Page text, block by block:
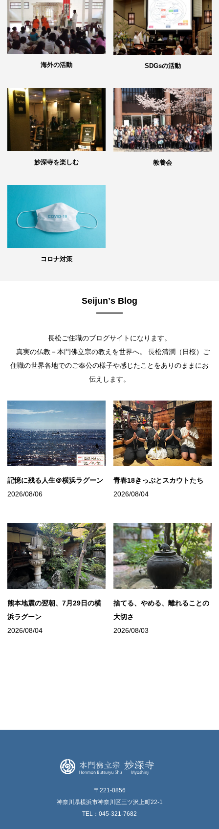
海外の活動 SDGsの活動
妙深寺を楽しむ 教養会
コロナ対策
Seijunʼs Blog
長松ご住職のブログサイトになります。
真実の仏教－本門佛立宗の教えを世界へ。 長松清潤（日桜）ご
住職の世界各地でのご奉公の様子や感じたことをありのままにお
伝えします。
記憶に残る人生＠横浜ラグーン
2026/08/06
青春18きっぷとスカウトたち
2026/08/04
熊本地震の翌朝、7月29日の横
浜ラグーン
2026/08/04
捨てる、やめる、離れることの
大切さ
2026/08/03
〒221-0856
神奈川県横浜市神奈川区三ツ沢上町22-1
TEL：045-321-7682